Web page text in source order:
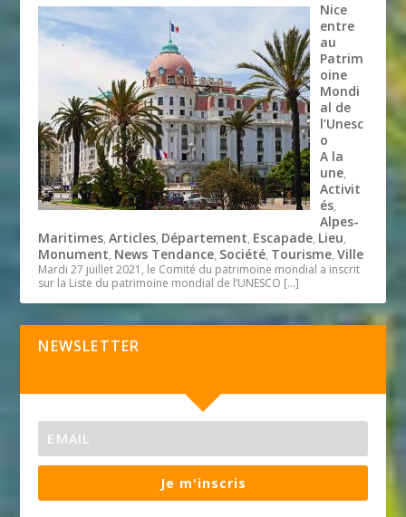
Nice
entre
au
Patrim
oine
Mondi
al de
l’Unesc
o
A la
une,
Activit
és,
Alpes-
Maritimes,Articles, Département, Escapade, Lieu,
Monument, News Tendance, Société, Tourisme,Ville
Mardi 27 juillet 2021, le Comité du patrimoine mondial a inscrit
sur la Liste du patrimoine mondial de l’UNESCO […]
NEWSLETTER
Je m'inscris